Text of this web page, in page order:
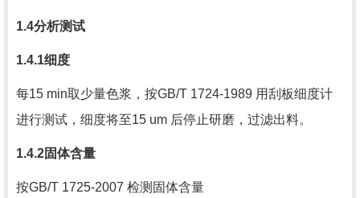
1.4分析测试
1.4.1细度
每15 min取少量色浆，按GB/T 1724-1989 用刮板细度计
进行测试，细度将至15 um 后停止研磨，过滤出料。
1.4.2固体含量
按GB/T 1725-2007 检测固体含量